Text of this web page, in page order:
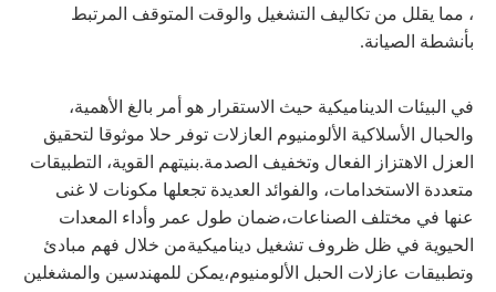
، مما يقلل من تكاليف التشغيل والوقت المتوقف المرتبط
بأنشطة الصيانة.
في البيئات الديناميكية حيث الاستقرار هو أمر بالغ الأهمية،
والحبال الأسلاكية الألومنيوم العازلات توفر حلا موثوقا لتحقيق
العزل الاهتزاز الفعال وتخفيف الصدمة.بنيتهم القوية، التطبيقات
متعددة الاستخدامات، والفوائد العديدة تجعلها مكونات لا غنى
عنها في مختلف الصناعات،ضمان طول عمر وأداء المعدات
الحيوية في ظل ظروف تشغيل ديناميكيةمن خلال فهم مبادئ
وتطبيقات عازلات الحبل الألومنيوم،يمكن للمهندسين والمشغلين